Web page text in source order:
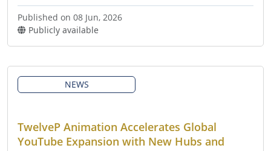
Published on 08 Jun, 2026
Publicly available
NEWS
TwelveP Animation Accelerates Global
YouTube Expansion with New Hubs and